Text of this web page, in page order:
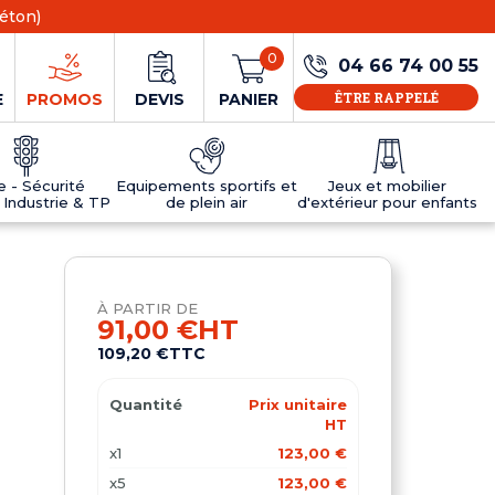
PROMOS DEVIS PANIER
0 04 66 74 00 55
ÊTRE RAPPELÉ
- Sécurité
& TP
Equipements sportifs et
de plein air
Tables de ping-pong en résine
Jeux et mobilier
d'extérieur pour enfants
MOBILIER D'EXTÉRIEUR POUR ENFANTS
À PARTIR DE
91,00 €HT
109,20 €TTC
Quantité
Prix unitaire
HT
x1
123,00 €
x5
123,00 €